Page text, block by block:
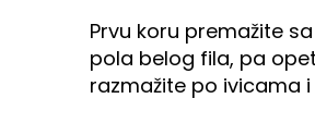
Prvu koru premažite
pola belog fila, pa
razmažite po ivicama